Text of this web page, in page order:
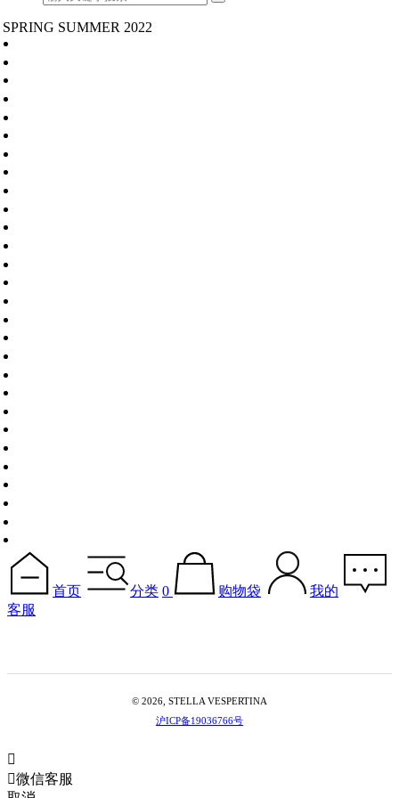
SPRING SUMMER 2022
首页 分类 0 购物袋
我的
客服
© 2026, STELLA VESPERTINA
沪ICP备19036766号

微信客服